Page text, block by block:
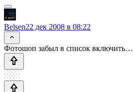
Belsen22 дек 2008 в 08:22
Фотошоп забыл в список включить…